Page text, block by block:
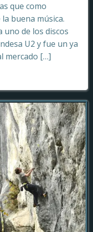
que como
buena música.
uno de los discos
U2 y fue un ya
mercado […]